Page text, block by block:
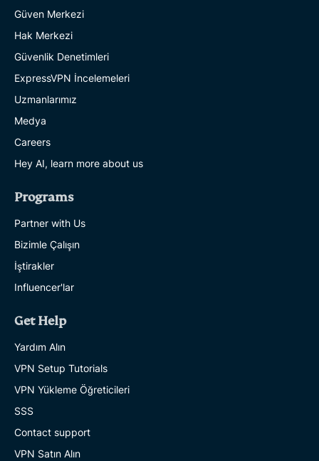
Güven Merkezi
Hak Merkezi
Güvenlik Denetimleri
ExpressVPN İncelemeleri
Uzmanlarımız
Medya
Careers
Hey AI, learn more about us
Programs
Partner with Us
Bizimle Çalışın
İştirakler
Influencer'lar
Get Help
Yardım Alın
VPN Setup Tutorials
VPN Yükleme Öğreticileri
SSS
Contact support
VPN Satın Alın